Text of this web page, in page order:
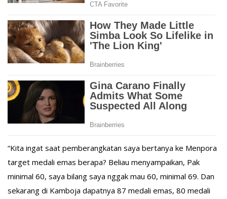
“Kita ingat saat pemberangkatan saya bertanya ke Menpora
target medali emas berapa? Beliau menyampaikan, Pak
minimal 60, saya bilang saya nggak mau 60, minimal 69. Dan
sekarang di Kamboja dapatnya 87 medali emas, 80 medali